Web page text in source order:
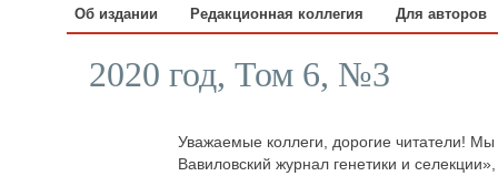
Об издании Редакционная коллегия Для авторов
2020 год, Том 6, №3
Уважаемые коллеги, дорогие читатели!
Вавиловский журнал генетики и